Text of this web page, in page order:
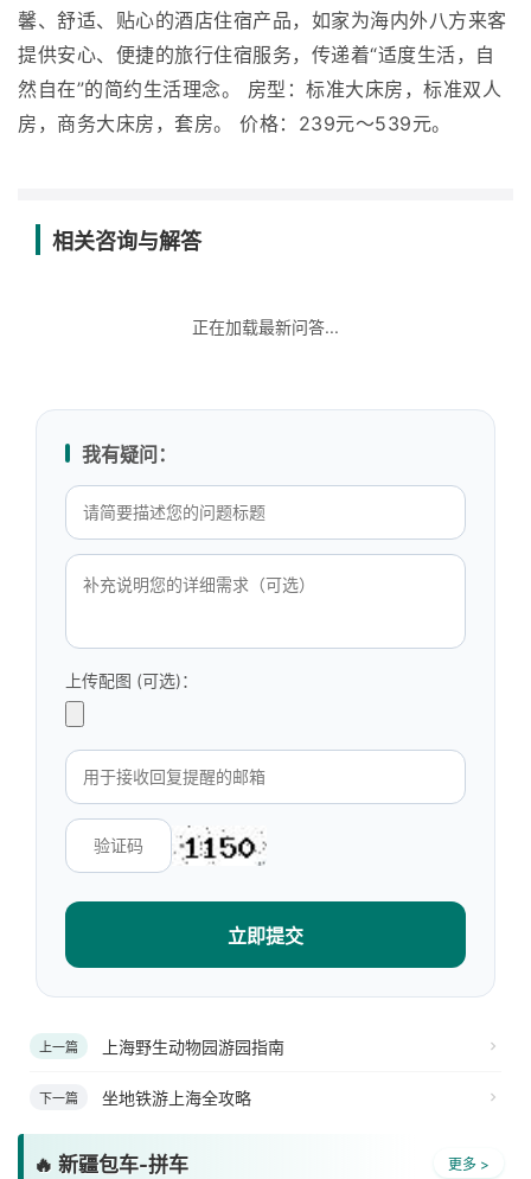
馨、舒适、贴心的酒店住宿产品，如家为海内外八方来客
提供安心、便捷的旅行住宿服务，传递着“适度生活，自
然自在”的简约生活理念。 房型：标准大床房，标准双人
房，商务大床房，套房。 价格：239元～539元。
相关咨询与解答
正在加载最新问答...
我有疑问：
上传配图 (可选)：
立即提交
上一篇 上海野生动物园游园指南
下一篇 坐地铁游上海全攻略
🔥 新疆包车-拼车 更多 >